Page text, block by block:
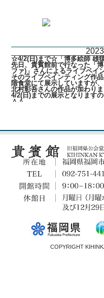
☆4/2(日)まで☆「博多絵師 雄
先日、貴賓館前で行なった「
ファ)」さんによるライブペイ
そのライブペインティング作
階食堂にて展示していますが
北村彰吾さんの作品が加わりま
4/2(日)までの展示となります
＾＾
COPYRIGHT